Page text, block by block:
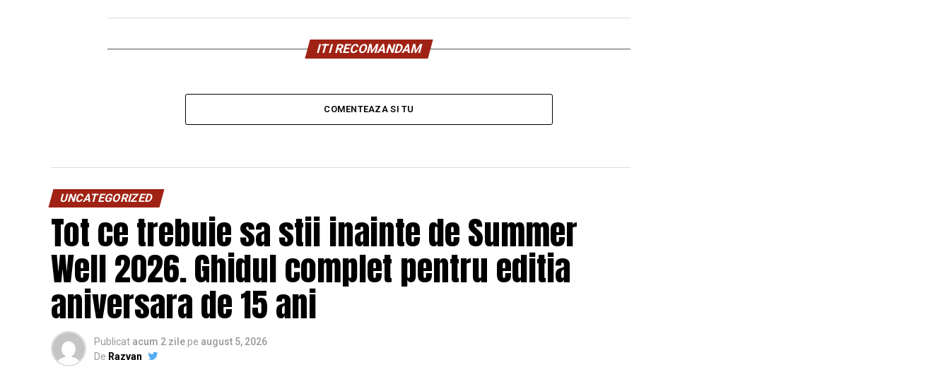
ITI RECOMANDAM
COMENTEAZA SI TU
UNCATEGORIZED
Tot ce trebuie sa stii inainte de Summer
Well 2026. Ghidul complet pentru editia
aniversara de 15 ani
Publicat acum 2 zile pe august 5, 2026
De Razvan